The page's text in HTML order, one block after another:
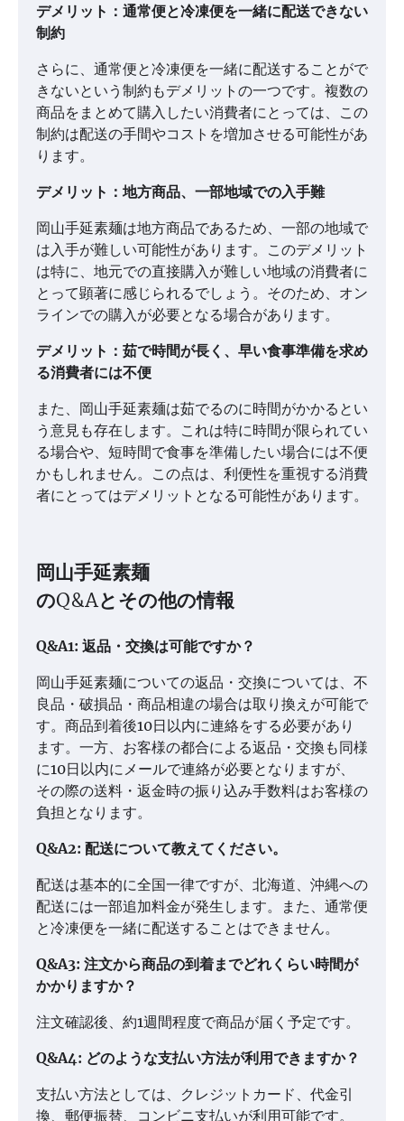
デメリット：通常便と冷凍便を一緒に配送できない
制約
さらに、通常便と冷凍便を一緒に配送することがで
きないという制約もデメリットの一つです。複数の
商品をまとめて購入したい消費者にとっては、この
制約は配送の手間やコストを増加させる可能性があ
ります。
デメリット：地方商品、一部地域での入手難
岡山手延素麺は地方商品であるため、一部の地域で
は入手が難しい可能性があります。このデメリット
は特に、地元での直接購入が難しい地域の消費者に
とって顕著に感じられるでしょう。そのため、オン
ラインでの購入が必要となる場合があります。
デメリット：茹で時間が長く、早い食事準備を求め
る消費者には不便
また、岡山手延素麺は茹でるのに時間がかかるとい
う意見も存在します。これは特に時間が限られてい
る場合や、短時間で食事を準備したい場合には不便
かもしれません。この点は、利便性を重視する消費
者にとってはデメリットとなる可能性があります。
岡山手延素麺
のQ&Aとその他の情報
Q&A1: 返品・交換は可能ですか？
岡山手延素麺についての返品・交換については、不
良品・破損品・商品相違の場合は取り換えが可能で
す。商品到着後10日以内に連絡をする必要があり
ます。一方、お客様の都合による返品・交換も同様
に10日以内にメールで連絡が必要となりますが、
その際の送料・返金時の振り込み手数料はお客様の
負担となります。
Q&A2: 配送について教えてください。
配送は基本的に全国一律ですが、北海道、沖縄への
配送には一部追加料金が発生します。また、通常便
と冷凍便を一緒に配送することはできません。
Q&A3: 注文から商品の到着までどれくらい時間が
かかりますか？
注文確認後、約1週間程度で商品が届く予定です。
Q&A4: どのような支払い方法が利用できますか？
支払い方法としては、クレジットカード、代金引
換、郵便振替、コンビニ支払いが利用可能です。